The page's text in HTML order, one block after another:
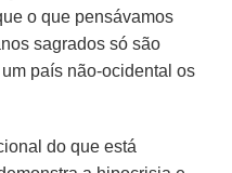
o que pensávamos
sagrados só são
país não-ocidental os
do que está